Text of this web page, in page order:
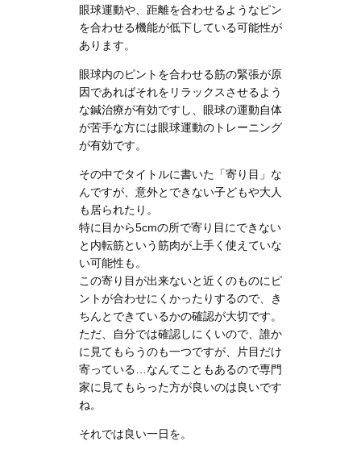
眼球運動や、距離を合わせるようなピン
を合わせる機能が低下している可能性が
あります。
眼球内のピントを合わせる筋の緊張が原
因であればそれをリラックスさせるよう
な鍼治療が有効ですし、眼球の運動自体
が苦手な方には眼球運動のトレーニング
が有効です。
その中でタイトルに書いた「寄り目」な
んですが、意外とできない子どもや大人
も居られたり。
特に目から5cmの所で寄り目にできない
と内転筋という筋肉が上手く使えていな
い可能性も。
この寄り目が出来ないと近くのものにピ
ントが合わせにくかったりするので、き
ちんとできているかの確認が大切です。
ただ、自分では確認しにくいので、誰か
に見てもらうのも一つですが、片目だけ
寄っている…なんてこともあるので専門
家に見てもらった方が良いのは良いです
ね。
それでは良い一日を。